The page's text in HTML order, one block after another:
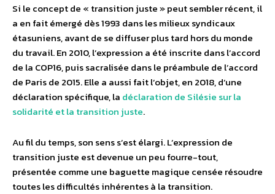
Si le concept de « transition juste » peut sembler récent, il
a en fait émergé dès 1993 dans les milieux syndicaux
étasuniens, avant de se diffuser plus tard hors du monde
du travail. En 2010, l’expression a été inscrite dans l’accord
de la COP16, puis sacralisée dans le préambule de l’accord
de Paris de 2015. Elle a aussi fait l’objet, en 2018, d’une
déclaration spécifique, la déclaration de Silésie sur la
solidarité et la transition juste.
Au fil du temps, son sens s’est élargi. L’expression de
transition juste est devenue un peu fourre-tout,
présentée comme une baguette magique censée résoudre
toutes les difficultés inhérentes à la transition.